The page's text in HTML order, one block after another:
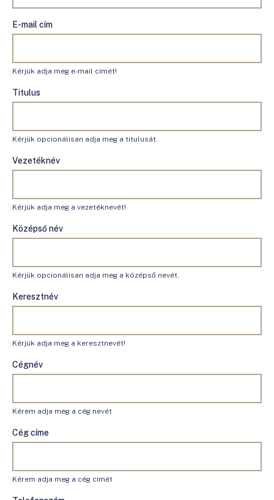
E-mail cím
Kérjük adja meg e-mail címét!
Titulus
Kérjük opcionálisan adja meg a titulusát.
Vezetéknév
Kérjük adja meg a vezetéknevét!
Középső név
Kérjük opcionálisan adja meg a középső nevét.
Keresztnév
Kérjük adja meg a keresztnevét!
Cégnév
Kérem adja meg a cég nevét
Cég címe
Kérem adja meg a cég címét